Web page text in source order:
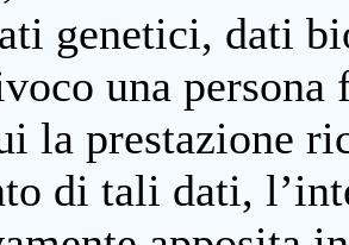
genetici, dati
una
la prestazione
di tali dati,